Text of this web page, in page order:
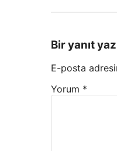
Bir yanıt
E-posta
Yorum *